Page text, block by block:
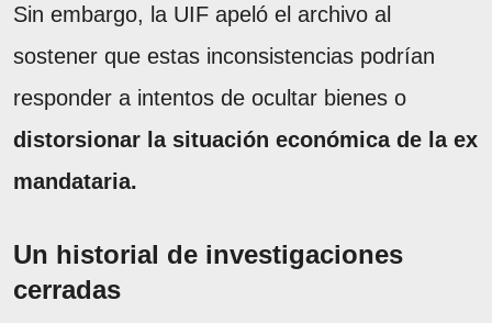
Sin embargo, la UIF apeló el archivo al
sostener que estas inconsistencias podrían
responder a intentos de ocultar bienes o
distorsionar la situación económica de la ex
mandataria.
Un historial de investigaciones
cerradas